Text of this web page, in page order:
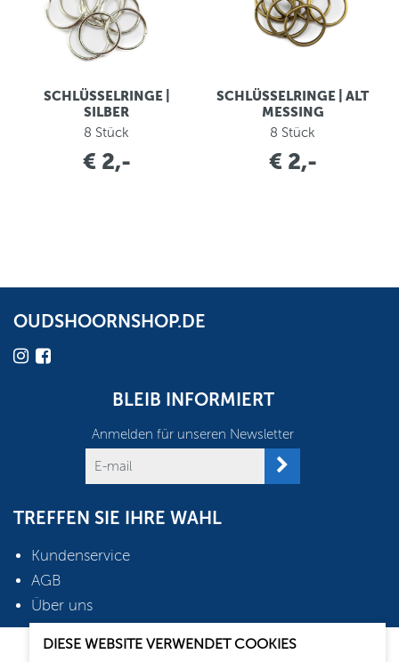
SCHLÜSSELRINGE |
SILBER
8 Stück
€ 2,-
SCHLÜSSELRINGE | ALT
MESSING
8 Stück
€ 2,-
DIESE WEBSITE VERWENDET COOKIES
OUDSHOORNSHOP.DE
BLEIB INFORMIERT
Anmelden für unseren Newsletter
TREFFEN SIE IHRE WAHL
Kundenservice
AGB
Über uns